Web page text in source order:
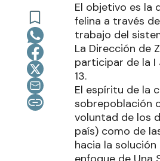
El objetivo es la
felina a través
trabajo del
La Dirección de
participar de la I
13.
El espíritu de la
sobrepoblación
voluntad de los
país) como de
hacia la